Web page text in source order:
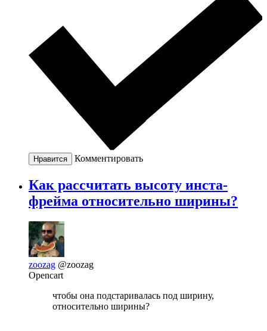
Нравится Комментировать
Как рассчитать высоту инста-
фрейма относительно ширины?
zoozag @zoozag
Opencart
чтобы она подстаривалась под ширину,
относительно ширины?